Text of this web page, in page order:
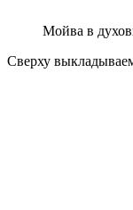
Мойва в
Сверху